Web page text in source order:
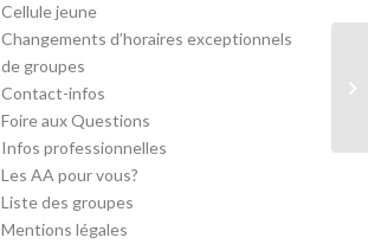
Cellule jeune
Changements d’horaires exceptionnels
de groupes
Contact-infos
Foire aux Questions
Infos professionnelles
Les AA pour vous?
Liste des groupes
Mentions légales